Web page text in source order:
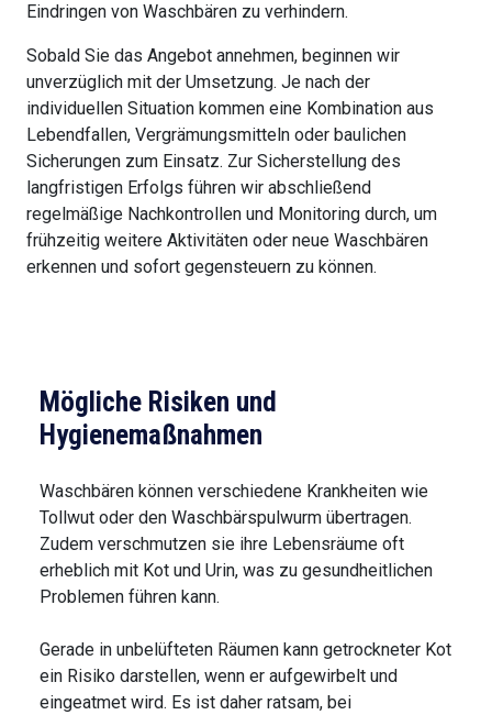
Eindringen von Waschbären zu verhindern.
Sobald Sie das Angebot annehmen, beginnen wir
unverzüglich mit der Umsetzung. Je nach der
individuellen Situation kommen eine Kombination aus
Lebendfallen, Vergrämungsmitteln oder baulichen
Sicherungen zum Einsatz. Zur Sicherstellung des
langfristigen Erfolgs führen wir abschließend
regelmäßige Nachkontrollen und Monitoring durch, um
frühzeitig weitere Aktivitäten oder neue Waschbären
erkennen und sofort gegensteuern zu können.
Mögliche Risiken und
Hygienemaßnahmen
Waschbären können verschiedene Krankheiten wie
Tollwut oder den Waschbärspulwurm übertragen.
Zudem verschmutzen sie ihre Lebensräume oft
erheblich mit Kot und Urin, was zu gesundheitlichen
Problemen führen kann.
Gerade in unbelüfteten Räumen kann getrockneter Kot
ein Risiko darstellen, wenn er aufgewirbelt und
eingeatmet wird. Es ist daher ratsam, bei